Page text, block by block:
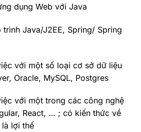
dụng Web với Java
trình Java/J2EE, Spring/ Spring
với một số loại cơ sở dữ liệu
Oracle, MySQL, Postgres
với một trong các công nghệ
React, … ; có kiến thức về
là lợi thế